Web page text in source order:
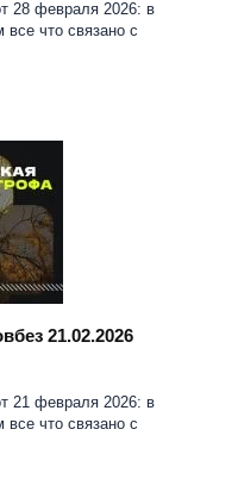
28 февраля 2026: в
все что связано с
21.02.2026
21 февраля 2026: в
все что связано с